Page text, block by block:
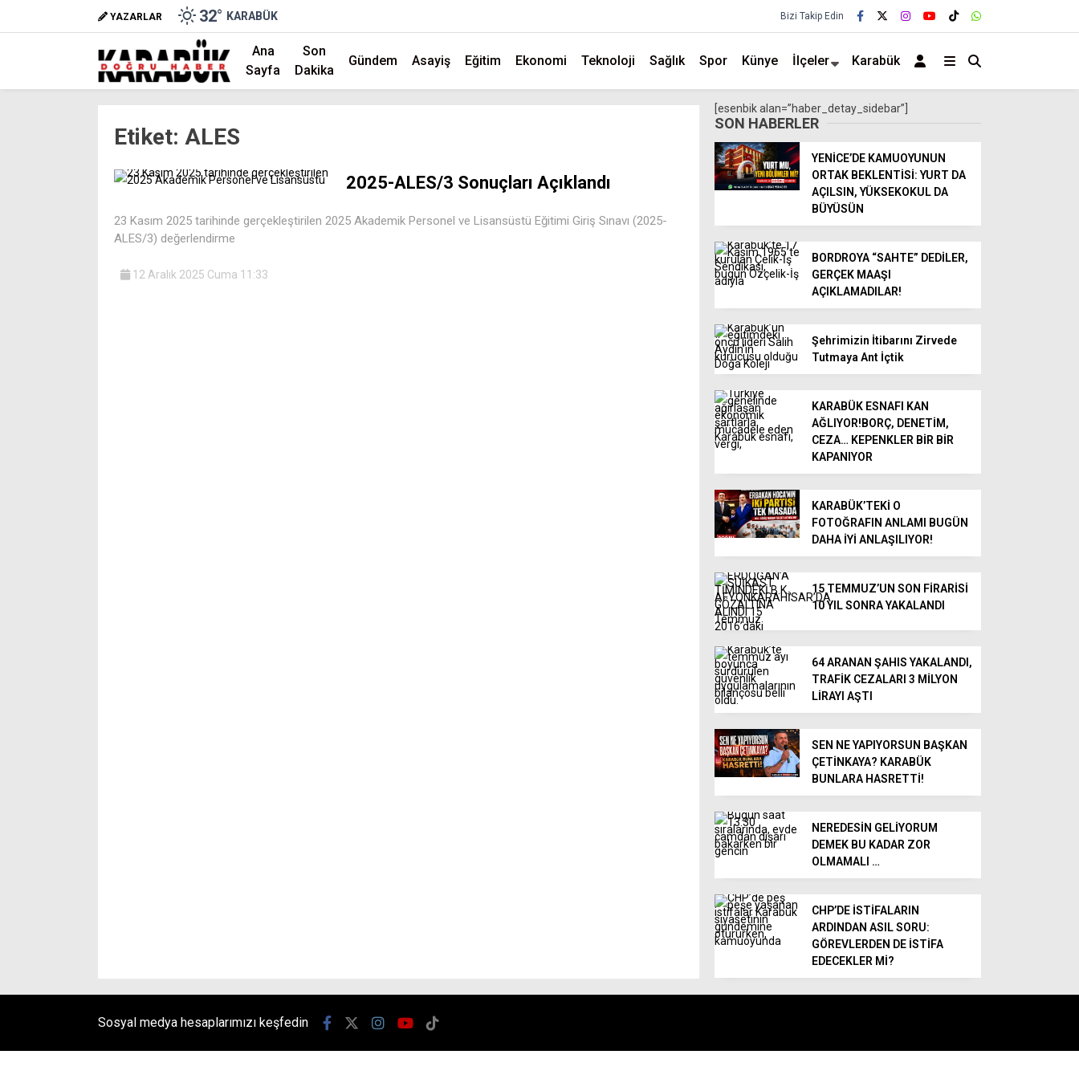
YAZARLAR 32° KARABÜK Bizi Takip Edin
Ana
Sayfa
Son
Dakika
Gündem Asayiş Eğitim Ekonomi Teknoloji Sağlık Spor Künye İlçeler Karabük
Etiket: ALES
2025-ALES/3 Sonuçları Açıklandı
23 Kasım 2025 tarihinde gerçekleştirilen 2025 Akademik Personel ve Lisansüstü Eğitimi Giriş Sınavı (2025-
ALES/3) değerlendirme
12 Aralık 2025 Cuma 11:33
[esenbik alan=”haber_detay_sidebar”]
SON HABERLER
YENİCE’DE KAMUOYUNUN
ORTAK BEKLENTİSİ: YURT DA
AÇILSIN, YÜKSEKOKUL DA
BÜYÜSÜN
BORDROYA “SAHTE” DEDİLER,
GERÇEK MAAŞI
AÇIKLAMADILAR!
Şehrimizin İtibarını Zirvede
Tutmaya Ant İçtik
KARABÜK ESNAFI KAN
AĞLIYOR!BORÇ, DENETİM,
CEZA… KEPENKLER BİR BİR
KAPANIYOR
KARABÜK’TEKİ O
FOTOĞRAFIN ANLAMI BUGÜN
DAHA İYİ ANLAŞILIYOR!
15 TEMMUZ’UN SON FİRARİSİ
10 YIL SONRA YAKALANDI
64 ARANAN ŞAHIS YAKALANDI,
TRAFİK CEZALARI 3 MİLYON
LİRAYI AŞTI
SEN NE YAPIYORSUN BAŞKAN
ÇETİNKAYA? KARABÜK
BUNLARA HASRETTİ!
NEREDESİN GELİYORUM
DEMEK BU KADAR ZOR
OLMAMALI …
CHP’DE İSTİFALARIN
ARDINDAN ASIL SORU:
GÖREVLERDEN DE İSTİFA
EDECEKLER Mİ?
Sosyal medya hesaplarımızı keşfedin